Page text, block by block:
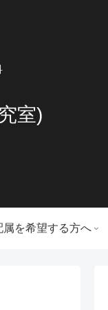
室)
属を希望する方へ